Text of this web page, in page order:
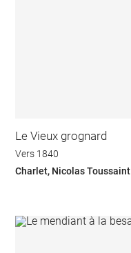
Le Vieux grognard
Vers 1840
Charlet, Nicolas Toussaint